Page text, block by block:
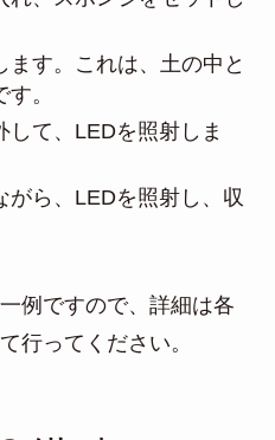
す。これは、土の中と
。
て、LEDを照射しま
がら、LEDを照射し、収
例ですので、詳細は各
行ってください。